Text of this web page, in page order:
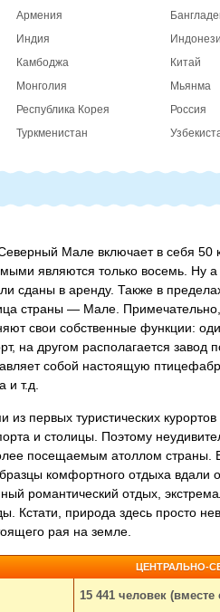
Армения
Индия
Камбоджа Китай
Монголия Мьянма
Республика Корея Россия
Туркменистан
Мале включает в себя 50
являются только восемь. Ну
сданы в аренду. Также в
страны — Мале.
свои собственные функции:
на другом располагается завод
собой настоящую
и т.д.
первых туристических
и столицы. Поэтому
посещаемым атоллом страны.
комфортного отдыха вдали
романтический отдых,
Кстати, природа здесь просто
рая на земле.
ЦЕНТРАЛЬНО-
15 441 человек